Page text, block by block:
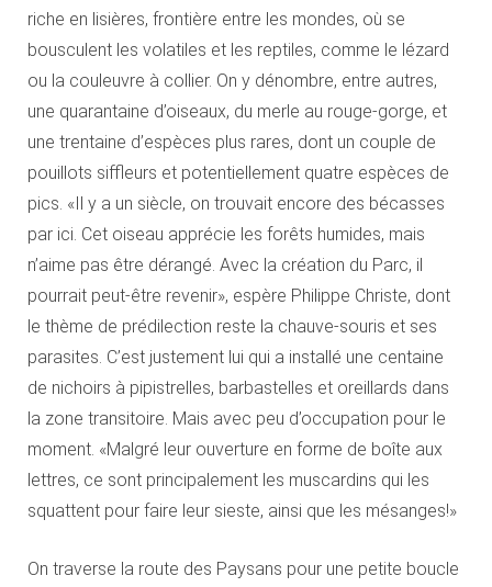
riche en lisières, frontière entre les mondes, où se
bousculent les volatiles et les reptiles, comme le lézard
ou la couleuvre à collier. On y dénombre, entre autres,
une quarantaine d’oiseaux, du merle au rouge-gorge, et
une trentaine d’espèces plus rares, dont un couple de
pouillots siffleurs et potentiellement quatre espèces de
pics. «Il y a un siècle, on trouvait encore des bécasses
par ici. Cet oiseau apprécie les forêts humides, mais
n’aime pas être dérangé. Avec la création du Parc, il
pourrait peut-être revenir», espère Philippe Christe, dont
le thème de prédilection reste la chauve-souris et ses
parasites. C’est justement lui qui a installé une centaine
de nichoirs à pipistrelles, barbastelles et oreillards dans
la zone transitoire. Mais avec peu d’occupation pour le
moment. «Malgré leur ouverture en forme de boîte aux
lettres, ce sont principalement les muscardins qui les
squattent pour faire leur sieste, ainsi que les mésanges!»
On traverse la route des Paysans pour une petite boucle